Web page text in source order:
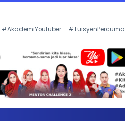
#AkademiYoutuber #TuisyenPercuma